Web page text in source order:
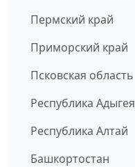
Пермский край
Приморский край
Псковская область
Республика Адыгея
Республика Алтай
Башкортостан